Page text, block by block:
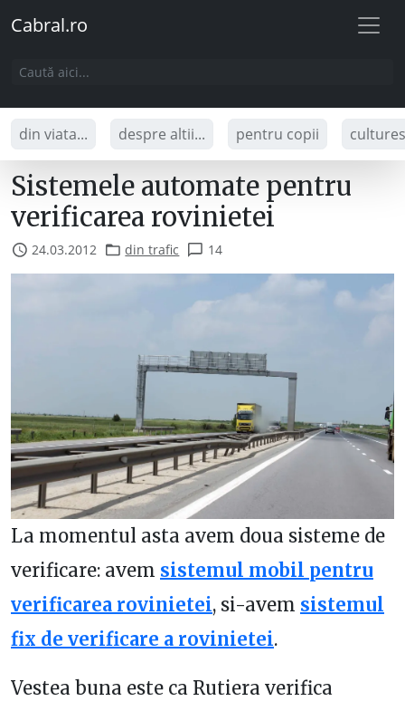
Cabral.ro
din viata... despre altii... pentru copii
Sistemele automate pentru
verificarea rovinietei
24.03.2012 din trafic 14
La momentul asta avem doua sisteme de
verificare: avem sistemul mobil pentru
verificarea rovinietei, si-avem sistemul
fix de verificare a rovinietei.
Vestea buna este ca Rutiera verifica